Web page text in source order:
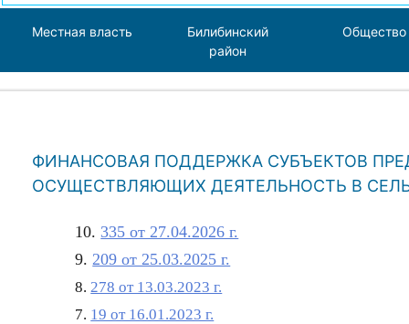
Местная власть
Билибинский
район
Общество
ФИНАНСОВАЯ ПОДДЕРЖКА СУБЪЕКТОВ
ОСУЩЕСТВЛЯЮЩИХ ДЕЯТЕЛЬНОСТЬ В
10. 335 от 27.04.2026 г.
9.209 от 25.03.2025 г.
8.278 от 13.03.2023 г.
7. 19 от 16.01.2023 г.